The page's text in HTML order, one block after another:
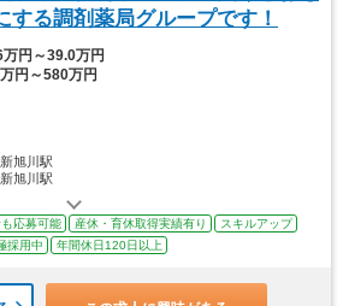
する調剤薬局グループです！
万円～39.0万円
円～580万円
旭川駅
旭川駅
応募可能 産休・育休取得実績有り
スキルアップ
採用中 年間休日120日以上